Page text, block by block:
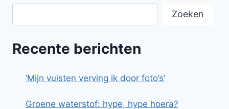
Zoeken
Recente berichten
‘Mijn vuisten verving ik door foto’s’
Groene waterstof: hype, hype hoera?